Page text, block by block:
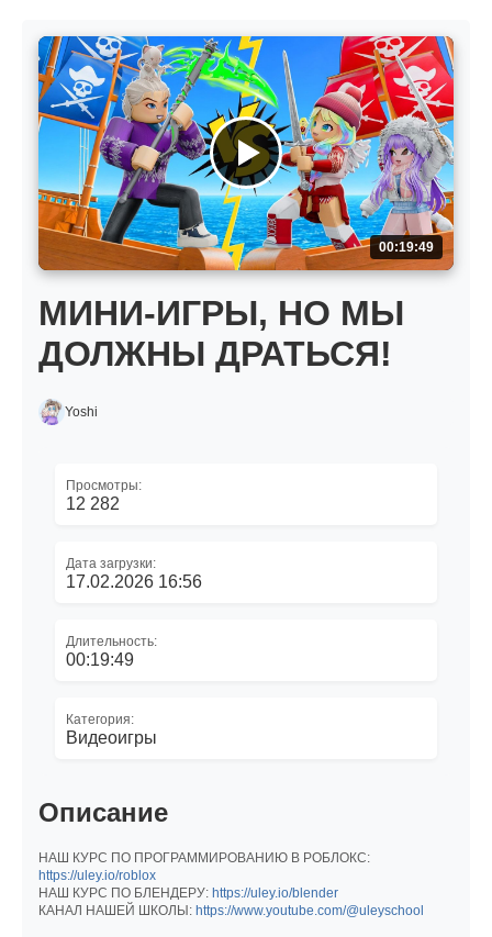
00:19:49
МИНИ-ИГРЫ, НО МЫ
ДОЛЖНЫ ДРАТЬСЯ!
Yoshi
Просмотры:
12 282
Дата загрузки:
17.02.2026 16:56
Длительность:
00:19:49
Категория:
Видеоигры
Описание
НАШ КУРС ПО ПРОГРАММИРОВАНИЮ В РОБЛОКС:
https://uley.io/roblox
НАШ КУРС ПО БЛЕНДЕРУ: https://uley.io/blender
КАНАЛ НАШЕЙ ШКОЛЫ: https://www.youtube.com/@uleyschool